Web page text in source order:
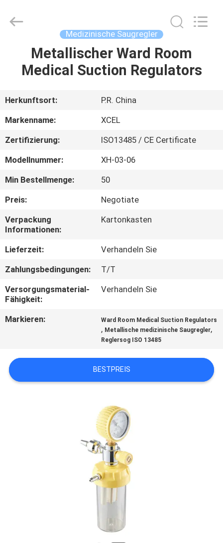
HAUS
ÜBER
UNS
FABRIK-
AUSFLUG
QUALITÄTSKONTROLLE
TRETEN
SIE
UNS
IN
FORDERN
SIE
Medizinische Saugregler
Metallischer Ward Room
Medical Suction Regulators
Herkunftsort:
P.R. China
Markenname:
XCEL
Zertifizierung:
ISO13485 / CE Certificate
Modellnummer:
XH-03-06
Min Bestellmenge:
50
Preis:
Negotiate
Verpackung
Informationen:
Kartonkasten
Lieferzeit:
Verhandeln Sie
Zahlungsbedingungen:
T/T
Versorgungsmaterial-
Fähigkeit:
Verhandeln Sie
Markieren: Ward Room Medical Suction Regulators
, Metallische medizinische Saugregler,
Reglersog ISO 13485
BESTPREIS